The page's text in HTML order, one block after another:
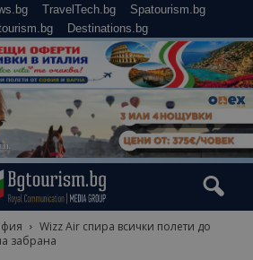
TravelTech.bg
Spatourism.bg
Destinations.bg
Wizz Air спира всички полети до
забрана